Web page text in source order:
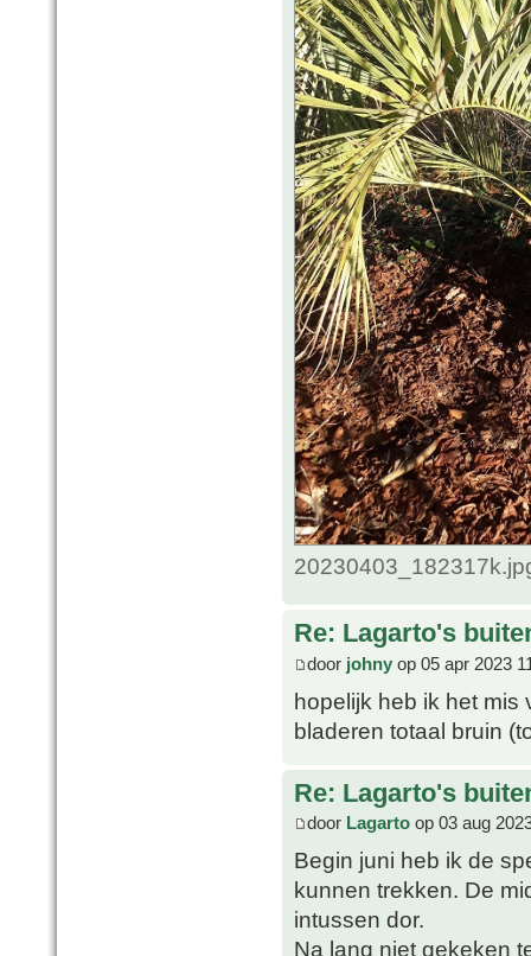
Re: Lagarto's
door johny op 05 apr 2023
hopelijk heb ik het mis
bladeren totaal bruin
Re: Lagarto's
door Lagarto op 03 aug
Begin juni heb ik de
kunnen trekken. De
intussen dor.
Na lang niet gekeken